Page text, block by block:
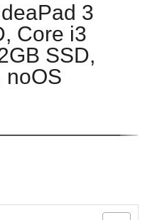
3
Core i3
SSD,
noOS